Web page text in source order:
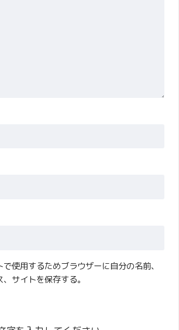
使用するためブラウザーに自分の名前、
サイトを保存する。